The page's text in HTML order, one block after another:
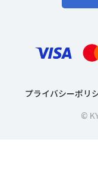
プライバシーポリ
©